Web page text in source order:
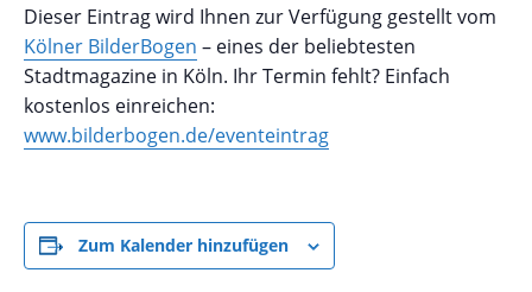
Dieser Eintrag wird Ihnen zur Verfügung gestellt vom
Kölner BilderBogen – eines der beliebtesten
Stadtmagazine in Köln. Ihr Termin fehlt? Einfach
kostenlos einreichen:
www.bilderbogen.de/eventeintrag
Zum Kalender hinzufügen